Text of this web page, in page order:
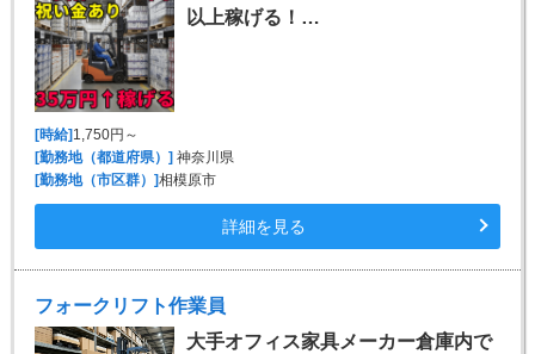
以上稼げる！…
[時給] 1,750円～
[勤務地（都道府県）] 神奈川県
[勤務地（市区群）]相模原市
詳細を見る
フォークリフト作業員
大手オフィス家具メーカー倉庫内で